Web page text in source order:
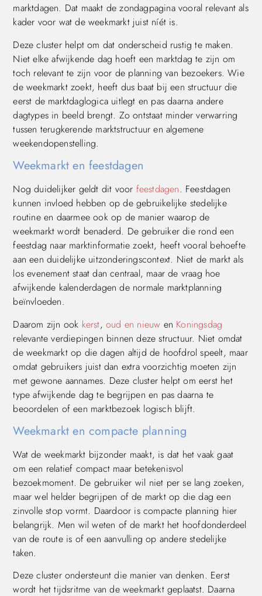
marktdagen. Dat maakt de zondagpagina vooral relevant als
kader voor wat de weekmarkt juist níét is.
Deze cluster helpt om dat onderscheid rustig te maken.
Niet elke afwijkende dag hoeft een marktdag te zijn om
toch relevant te zijn voor de planning van bezoekers. Wie
de weekmarkt zoekt, heeft dus baat bij een structuur die
eerst de marktdaglogica uitlegt en pas daarna andere
dagtypes in beeld brengt. Zo ontstaat minder verwarring
tussen terugkerende marktstructuur en algemene
weekendopenstelling.
Weekmarkt en feestdagen
Nog duidelijker geldt dit voor feestdagen. Feestdagen
kunnen invloed hebben op de gebruikelijke stedelijke
routine en daarmee ook op de manier waarop de
weekmarkt wordt benaderd. De gebruiker die rond een
feestdag naar marktinformatie zoekt, heeft vooral behoefte
aan een duidelijke uitzonderingscontext. Niet de markt als
los evenement staat dan centraal, maar de vraag hoe
afwijkende kalenderdagen de normale marktplanning
beïnvloeden.
Daarom zijn ook kerst, oud en nieuw en Koningsdag
relevante verdiepingen binnen deze structuur. Niet omdat
de weekmarkt op die dagen altijd de hoofdrol speelt, maar
omdat gebruikers juist dan extra voorzichtig moeten zijn
met gewone aannames. Deze cluster helpt om eerst het
type afwijkende dag te begrijpen en pas daarna te
beoordelen of een marktbezoek logisch blijft.
Weekmarkt en compacte planning
Wat de weekmarkt bijzonder maakt, is dat het vaak gaat
om een relatief compact maar betekenisvol
bezoekmoment. De gebruiker wil niet per se lang zoeken,
maar wel helder begrijpen of de markt op die dag een
zinvolle stop vormt. Daardoor is compacte planning hier
belangrijk. Men wil weten of de markt het hoofdonderdeel
van de route is of een aanvulling op andere stedelijke
taken.
Deze cluster ondersteunt die manier van denken. Eerst
wordt het tijdsritme van de weekmarkt geplaatst. Daarna